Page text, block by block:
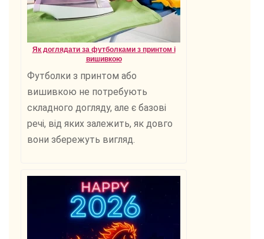
Як доглядати за футболками з принтом і
вишивкою
Футболки з принтом або
вишивкою не потребують
складного догляду, але є базові
речі, від яких залежить, як довго
вони збережуть вигляд.